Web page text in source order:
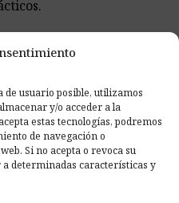
usuario posible, utilizamos
y/o acceder a la
estas tecnologías, podremos
de navegación o
Si no acepta o revoca su
determinadas características y